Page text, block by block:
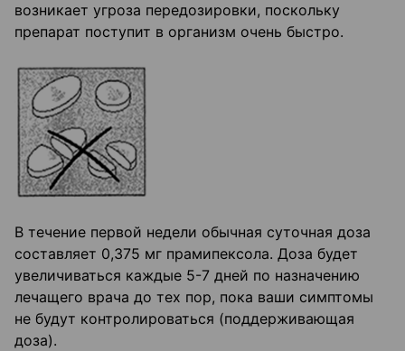
возникает угроза передозировки, поскольку
препарат поступит в организм очень быстро.
В течение первой недели обычная суточная доза
составляет 0,375 мг прамипексола. Доза будет
увеличиваться каждые 5-7 дней по назначению
лечащего врача до тех пор, пока ваши симптомы
не будут контролироваться (поддерживающая
доза).